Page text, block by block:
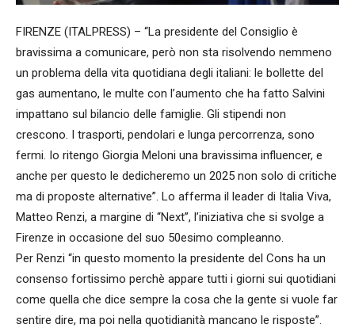
FIRENZE (ITALPRESS) – “La presidente del Consiglio è
bravissima a comunicare, però non sta risolvendo nemmeno
un problema della vita quotidiana degli italiani: le bollette del
gas aumentano, le multe con l’aumento che ha fatto Salvini
impattano sul bilancio delle famiglie. Gli stipendi non
crescono. I trasporti, pendolari e lunga percorrenza, sono
fermi. Io ritengo Giorgia Meloni una bravissima influencer, e
anche per questo le dedicheremo un 2025 non solo di critiche
ma di proposte alternative”. Lo afferma il leader di Italia Viva,
Matteo Renzi, a margine di “Next”, l’iniziativa che si svolge a
Firenze in occasione del suo 50esimo compleanno.
Per Renzi “in questo momento la presidente del Cons ha un
consenso fortissimo perchè appare tutti i giorni sui quotidiani
come quella che dice sempre la cosa che la gente si vuole far
sentire dire, ma poi nella quotidianità mancano le risposte”.